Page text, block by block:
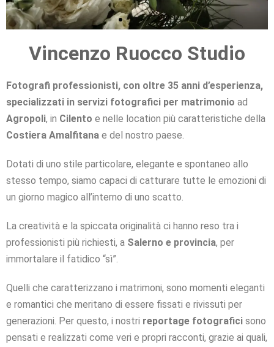
IMMAGINI RICERCATE E
Clicca qui
PARTICOLARE ATTENZIONE AI
Clicca qui
RACCONTIAMO CON AMORE IL
Clicca qui
RITRATTI CREATIVI
REPORTAGE DI MATRIMONIO
Clicca qui
LA VOSTRA FELICITÀ È LA
Clicca qui
IMMAGINI RICERCATE E
Clicca qui
PARTICOLARE ATTENZIONE AI
Clicca qui
RACCONTIAMO CON AMORE IL
Clicca qui
RITRATTI CREATIVI
REPORTAGE DI MATRIMONIO
Clicca qui
LA VOSTRA FELICITÀ È LA
Clicca qui
IMMAGINI RICERCATE E
Clicca qui
PARTICOLARE ATTENZIONE AI
Clicca qui
RACCONTIAMO CON AMORE IL
Clicca qui
RITRATTI CREATIVI
REPORTAGE DI MATRIMONIO
Clicca qui
LA VOSTRA FELICITÀ È LA
Clicca qui
Vincenzo Ruocco Studio
Fotografi professionisti, con oltre 35 anni d’esperienza,
specializzati in servizi fotografici per matrimonio ad
Agropoli, in Cilento e nelle location più caratteristiche della
Costiera Amalfitana e del nostro paese.
Dotati di uno stile particolare, elegante e spontaneo allo
stesso tempo, siamo capaci di catturare tutte le emozioni di
un giorno magico all’interno di uno scatto.
La creatività e la spiccata originalità ci hanno reso tra i
professionisti più richiesti, a Salerno e provincia, per
immortalare il fatidico “sì”.
Quelli che caratterizzano i matrimoni, sono momenti eleganti
e romantici che meritano di essere fissati e rivissuti per
generazioni. Per questo, i nostri reportage fotografici sono
pensati e realizzati come veri e propri racconti, grazie ai quali,